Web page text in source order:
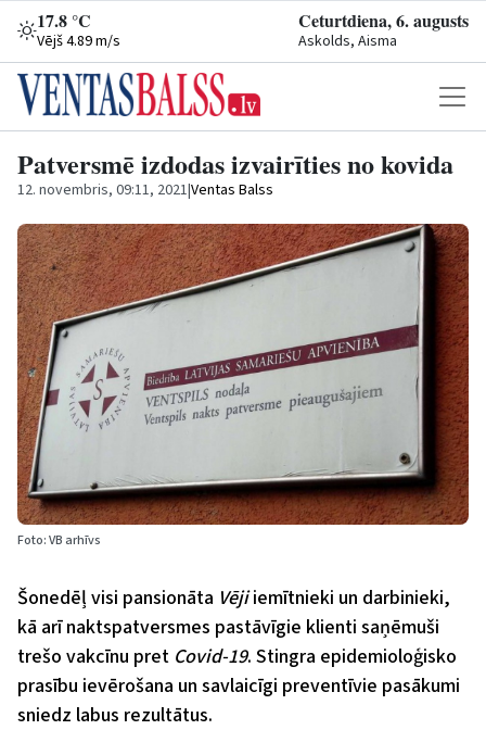
17.8 °C
Vējš 4.89 m/s
Ceturtdiena, 6. augusts
Askolds, Aisma
Patversmē izdodas izvairīties no kovida
12. novembris, 09:11, 2021|Ventas Balss
Foto: VB arhīvs
Šonedēļ visi pansionāta Vējiiemītnieki un darbinieki,
kā arī naktspatversmes pastāvīgie klienti saņēmuši
trešo vakcīnu pret Covid-19. Stingra epidemioloģisko
prasību ievērošana un savlaicīgi preventīvie pasākumi
sniedz labus rezultātus.